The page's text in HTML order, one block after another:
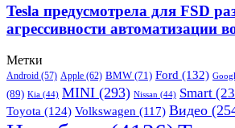
в-1»
ROIDMI
EVE
Plus
предоставляются
скидки
и
подарки
для
FSD
разные
агрессивности
автоматизации
вождения
Tesla предусмотрела для FSD
агрессивности автоматизации
Метки
Android (57) Apple (62) BMW (71) Ford (132)
(89) Kia (44) MINI (293) Nissan (44) Smart
Toyota (124) Volkswagen (117) Видео